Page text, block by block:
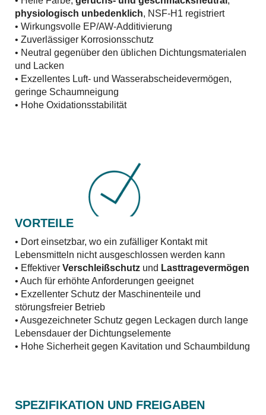
physiologisch unbedenklich, NSF-H1 registriert
• Wirkungsvolle EP/AW-Additivierung
• Zuverlässiger Korrosionsschutz
• Neutral gegenüber den üblichen Dichtungsmaterialen
und Lacken
• Exzellentes Luft- und Wasserabscheidevermögen,
geringe Schaumneigung
• Hohe Oxidationsstabilität
VORTEILE
• Dort einsetzbar, wo ein zufälliger Kontakt mit
Lebensmitteln nicht ausgeschlossen werden kann
• Effektiver Verschleißschutz und Lasttragevermögen
• Auch für erhöhte Anforderungen geeignet
• Exzellenter Schutz der Maschinenteile und
störungsfreier Betrieb
• Ausgezeichneter Schutz gegen Leckagen durch lange
Lebensdauer der Dichtungselemente
• Hohe Sicherheit gegen Kavitation und Schaumbildung
SPEZIFIKATION UND FREIGABEN